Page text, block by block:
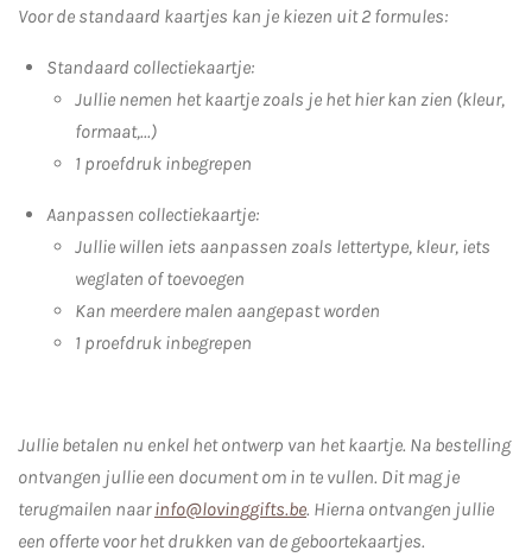
Voor de standaard kaartjes kan je kiezen uit 2 formules:
Standaard collectiekaartje:
Jullie nemen het kaartje zoals je het hier kan zien (kleur,
formaat,...)
1 proefdruk inbegrepen
Aanpassen collectiekaartje:
Jullie willen iets aanpassen zoals lettertype, kleur, iets
weglaten of toevoegen
Kan meerdere malen aangepast worden
1 proefdruk inbegrepen
Jullie betalen nu enkel het ontwerp van het kaartje. Na bestelling
ontvangen jullie een document om in te vullen. Dit mag je
terugmailen naarinfo@lovinggifts.be. Hierna ontvangen jullie
een offerte voor het drukken van de geboortekaartjes.